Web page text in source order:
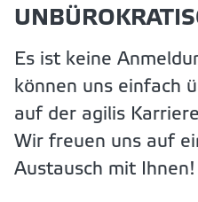
Es ist keine
können uns einfach
auf der agilis
Wir freuen uns auf
Austausch mit Ihnen!